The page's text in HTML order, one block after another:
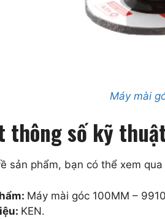
Máy mài
số kỹ
sản phẩm, bạn có thể xem
Máy mài góc 100MM –
KEN.